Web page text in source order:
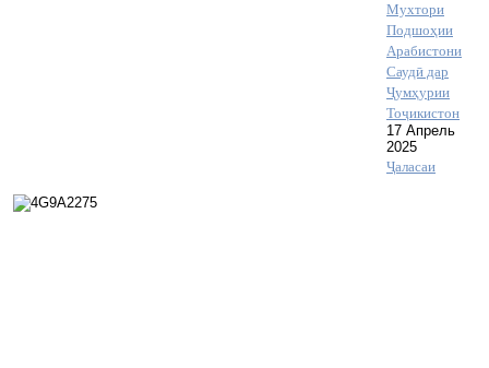
Мухтори
Подшоҳии
Арабистони
Саудӣ дар
Ҷумҳурии
Тоҷикистон
17 Апрель
2025
Ҷаласаи